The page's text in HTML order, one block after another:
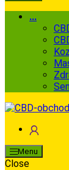
...
Menu
Close